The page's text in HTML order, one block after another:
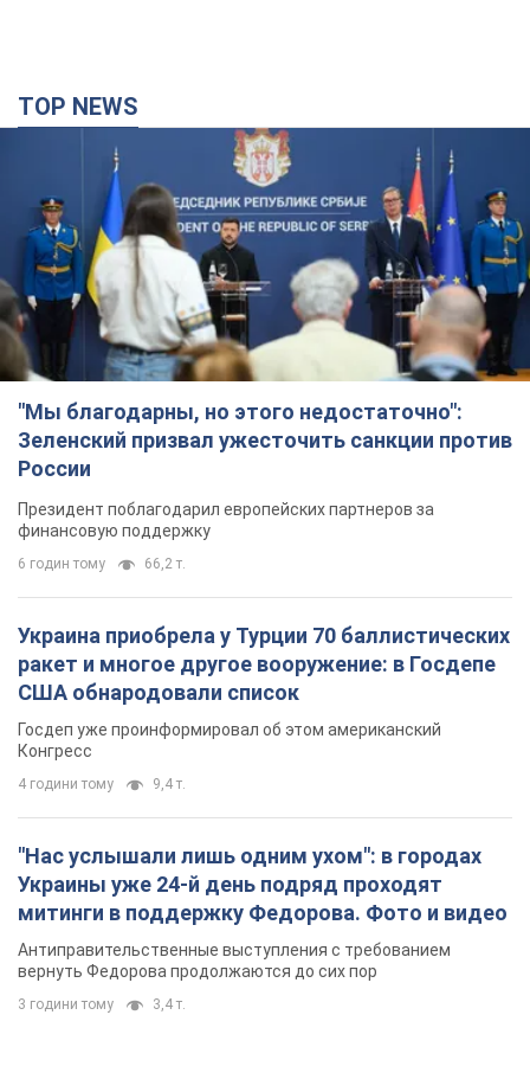
TOP NEWS
"Мы благодарны, но этого недостаточно":
Зеленский призвал ужесточить санкции против
России
Президент поблагодарил европейских партнеров за
финансовую поддержку
6 годин тому 66,2 т.
Украина приобрела у Турции 70 баллистических
ракет и многое другое вооружение: в Госдепе
США обнародовали список
Госдеп уже проинформировал об этом американский
Конгресс
4 години тому 9,4 т.
"Нас услышали лишь одним ухом": в городах
Украины уже 24-й день подряд проходят
митинги в поддержку Федорова. Фото и видео
Антиправительственные выступления с требованием
вернуть Федорова продолжаются до сих пор
3 години тому 3,4 т.